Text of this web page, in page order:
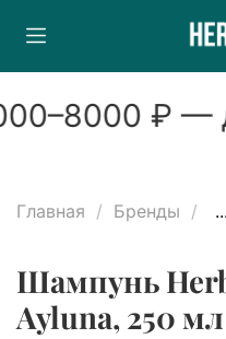
–8000₽ —
Главная Бренды ...
Шампунь
Ayluna, 250 мл